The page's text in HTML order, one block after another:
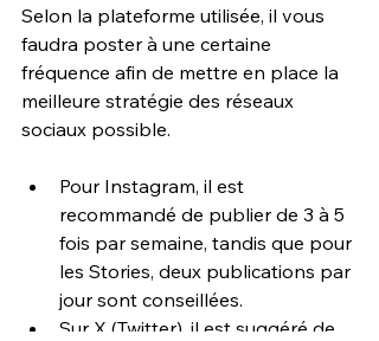
Selon la plateforme utilisée, il vous
faudra poster à une certaine
fréquence afin de mettre en place la
meilleure stratégie des réseaux
sociaux possible.
Pour Instagram, il est
recommandé de publier de 3 à 5
fois par semaine, tandis que pour
les Stories, deux publications par
jour sont conseillées.
Sur X (Twitter), il est suggéré de